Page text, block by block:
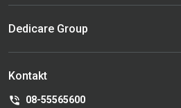
Dedicare Group
Kontakt
08-55565600